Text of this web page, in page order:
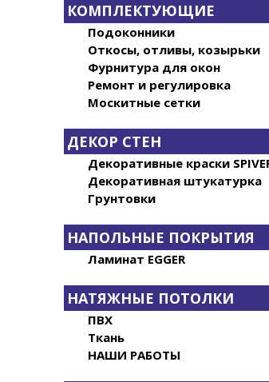
КОМПЛЕКТУЮЩИЕ
Подоконники
Откосы, отливы, козырьки
Фурнитура для окон
Ремонт и регулировка
Москитные сетки
ДЕКОР СТЕН
Декоративные краски
Декоративная штукатурка
Грунтовки
НАПОЛЬНЫЕ ПОКРЫТИЯ
Ламинат EGGER
НАТЯЖНЫЕ ПОТОЛКИ
ПВХ
Ткань
НАШИ РАБОТЫ